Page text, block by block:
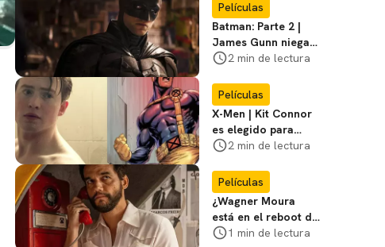
Películas
Batman: Parte 2 |
James Gunn niega
que se filme la parte
2 min de lectura
Películas
X-Men | Kit Connor
es elegido para
interpretar a
película
2 min de lectura
Películas
¿Wagner Moura
está en el reboot de
X-Men? El actor lo
1 min de lectura